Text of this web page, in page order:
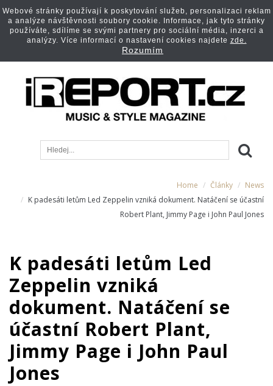
Home Články
News
K padesáti letům Led Zeppelin vzniká dokument. Natáčení se účastní
Robert Plant, Jimmy Page i John Paul Jones
K padesáti letům Led
Zeppelin vzniká
dokument. Natáčení se
účastní Robert Plant,
Jimmy Page i John Paul
Jones
Webové stránky používají k poskytování služeb, personalizaci reklam
a analýze návštěvnosti soubory cookie. Informace, jak tyto stránky
používáte, sdílíme se svými partnery pro sociální média, inzerci a
analýzy. Více informací o nastavení cookies najdete zde.
Rozumím